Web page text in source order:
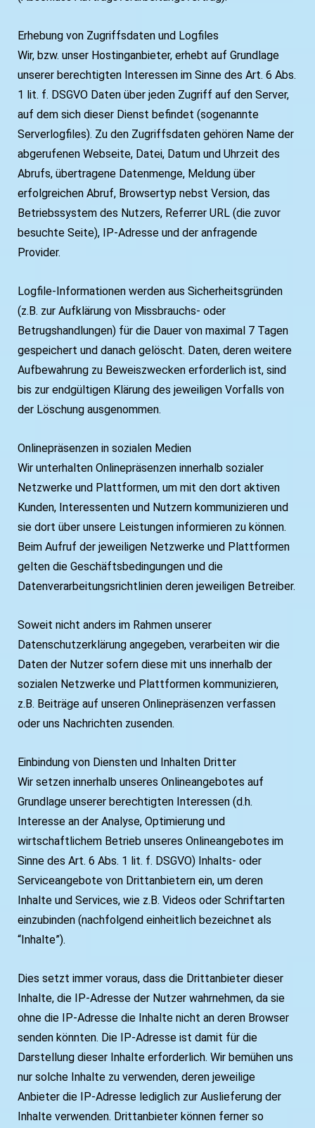
Erhebung von Zugriffsdaten und Logfiles
Wir, bzw. unser Hostinganbieter, erhebt auf Grundlage
unserer berechtigten Interessen im Sinne des Art. 6 Abs.
1 lit. f. DSGVO Daten über jeden Zugriff auf den Server,
auf dem sich dieser Dienst befindet (sogenannte
Serverlogfiles). Zu den Zugriffsdaten gehören Name der
abgerufenen Webseite, Datei, Datum und Uhrzeit des
Abrufs, übertragene Datenmenge, Meldung über
erfolgreichen Abruf, Browsertyp nebst Version, das
Betriebssystem des Nutzers, Referrer URL (die zuvor
besuchte Seite), IP-Adresse und der anfragende
Provider.
Logfile-Informationen werden aus Sicherheitsgründen
(z.B. zur Aufklärung von Missbrauchs- oder
Betrugshandlungen) für die Dauer von maximal 7 Tagen
gespeichert und danach gelöscht. Daten, deren weitere
Aufbewahrung zu Beweiszwecken erforderlich ist, sind
bis zur endgültigen Klärung des jeweiligen Vorfalls von
der Löschung ausgenommen.
Onlinepräsenzen in sozialen Medien
Wir unterhalten Onlinepräsenzen innerhalb sozialer
Netzwerke und Plattformen, um mit den dort aktiven
Kunden, Interessenten und Nutzern kommunizieren und
sie dort über unsere Leistungen informieren zu können.
Beim Aufruf der jeweiligen Netzwerke und Plattformen
gelten die Geschäftsbedingungen und die
Datenverarbeitungsrichtlinien deren jeweiligen Betreiber.
Soweit nicht anders im Rahmen unserer
Datenschutzerklärung angegeben, verarbeiten wir die
Daten der Nutzer sofern diese mit uns innerhalb der
sozialen Netzwerke und Plattformen kommunizieren,
z.B. Beiträge auf unseren Onlinepräsenzen verfassen
oder uns Nachrichten zusenden.
Einbindung von Diensten und Inhalten Dritter
Wir setzen innerhalb unseres Onlineangebotes auf
Grundlage unserer berechtigten Interessen (d.h.
Interesse an der Analyse, Optimierung und
wirtschaftlichem Betrieb unseres Onlineangebotes im
Sinne des Art. 6 Abs. 1 lit. f. DSGVO) Inhalts- oder
Serviceangebote von Drittanbietern ein, um deren
Inhalte und Services, wie z.B. Videos oder Schriftarten
einzubinden (nachfolgend einheitlich bezeichnet als
“Inhalte”).
Dies setzt immer voraus, dass die Drittanbieter dieser
Inhalte, die IP-Adresse der Nutzer wahrnehmen, da sie
ohne die IP-Adresse die Inhalte nicht an deren Browser
senden könnten. Die IP-Adresse ist damit für die
Darstellung dieser Inhalte erforderlich. Wir bemühen uns
nur solche Inhalte zu verwenden, deren jeweilige
Anbieter die IP-Adresse lediglich zur Auslieferung der
Inhalte verwenden. Drittanbieter können ferner so